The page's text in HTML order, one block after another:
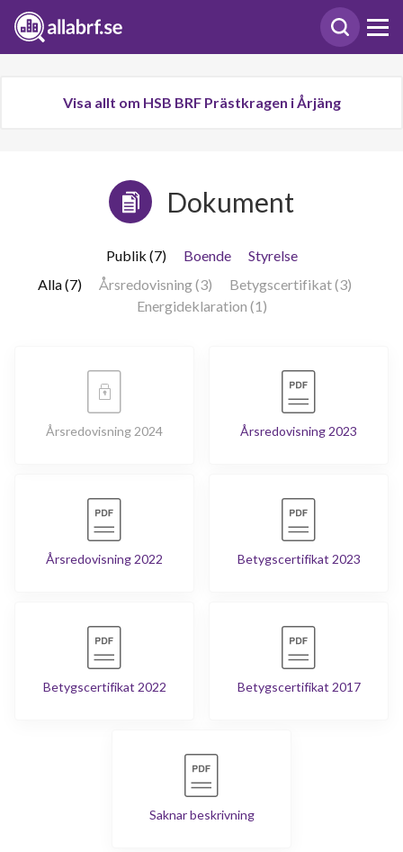
Visa allt om HSB BRF Prästkragen i Årjäng
Dokument
Publik (7) Boende
Styrelse
Alla (7)
Årsredovisning (3)
Betygscertifikat (3)
Energideklaration (1)
Årsredovisning 2024 Årsredovisning 2023
Årsredovisning 2022 Betygscertifikat 2023
Betygscertifikat 2022 Betygscertifikat 2017
Saknar beskrivning